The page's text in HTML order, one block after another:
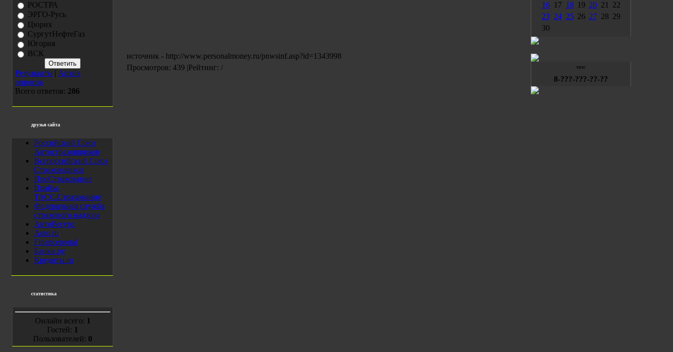
РОСТРА
ЭРГО-Русь
Цюрих
СургутНефтеГаз
Югория
ВСК
Результаты | Архив
опросов
Всего ответов: 286
друзья сайта
Российский Союз
Автостраховщиков
Всероссийский Союз
Страховщиков
ПроСтрахование
Прайм-
ТАСС.Страхование
Федеральная служба
страхового надзора
АвтоРесурс
Auto.ru
Financeportal
Банки.ру
Кредиты.ru
статистика
Онлайн всего: 1
Гостей: 1
Пользователей: 0
источник - http://www.personalmoney.ru/pnwsinf.asp?id=1343998
Просмотров: 439 |Рейтинг: /
16
17 18 19 20 21
22
23 24 25 26 27 28 29
30
тел:
8-???-???-??-??